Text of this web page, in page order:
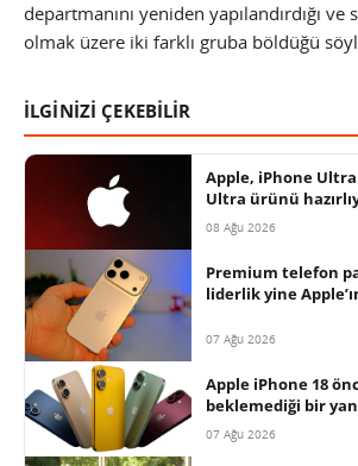
departmanını yeniden yapılandırdığı ve
olmak üzere iki farklı gruba böldüğü
İLGİNİZİ ÇEKEBİLİR
Apple, iPhone
Ultra ürünü
08 Ağu 2026
Premium telefon
liderlik yine
07 Ağu 2026
Apple iPhone 18
beklemediği bir
07 Ağu 2026